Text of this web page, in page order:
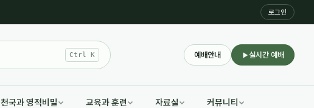
로그인
Ctrl K 예배안내 실시간 예배
천국과 영적비밀 교육과 훈련 자료실 커뮤니티